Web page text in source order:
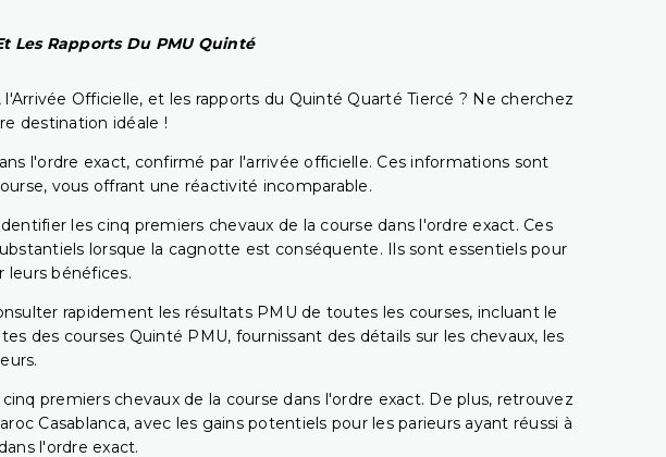
Les Rapports Du PMU Quinté
Officielle, et les rapports du Quinté Quarté Tiercé ? Ne cherchez
destination idéale !
l'ordre exact, confirmé par l'arrivée officielle. Ces informations sont
vous offrant une réactivité incomparable.
les cinq premiers chevaux de la course dans l'ordre exact. Ces
lorsque la cagnotte est conséquente. Ils sont essentiels pour
leurs bénéfices.
rapidement les résultats PMU de toutes les courses, incluant le
des courses Quinté PMU, fournissant des détails sur les chevaux, les
premiers chevaux de la course dans l'ordre exact. De plus, retrouvez
Casablanca, avec les gains potentiels pour les parieurs ayant réussi à
l'ordre exact.